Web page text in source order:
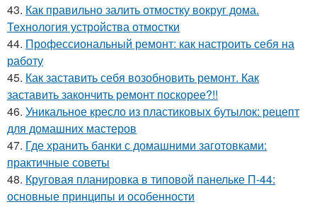
43. Как правильно залить отмостку вокруг дома.
Технология устройства отмостки
44. Профессиональный ремонт: как настроить себя на
работу
45. Как заставить себя возобновить ремонт. Как
заставить закончить ремонт поскорее?!!
46. Уникальное кресло из пластиковых бутылок: рецепт
для домашних мастеров
47. Где хранить банки с домашними заготовками:
практичные советы
48. Круговая планировка в типовой панельке П-44:
основные принципы и особенности